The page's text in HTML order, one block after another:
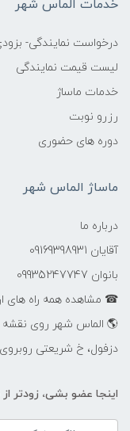
خدمات الماس شهر
درخواست نمایندگی-
لیست قیمت نمایندگی
خدمات ماساژ
رزرو نوبت
دوره های حضوری
ماساژ الماس شهر
درباره ما
آقایان 09169398931
بانوان 09935247747
☎ مشاهده همه راه های
🌎 الماس شهر روی نقشه
دزفول، خ شریعتی
اینجا عضو بشی، زودتر